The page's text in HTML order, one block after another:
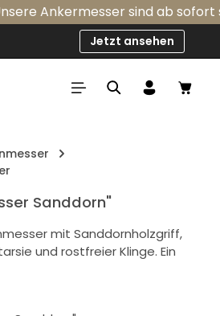
Ankermesser sind ab sofort
Jetzt ansehen
Sanddorn"
mit Sanddornholzgriff,
und rostfreier Klinge. Ein